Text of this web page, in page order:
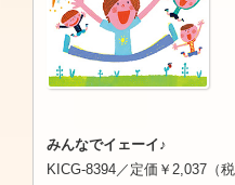
みんなでイェーイ♪
KICG-8394／定価￥2,037（税